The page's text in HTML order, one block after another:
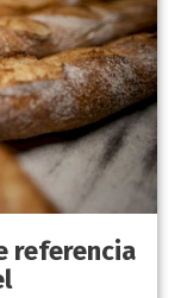
referencia